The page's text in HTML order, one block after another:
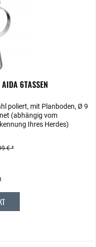
6TASSEN
poliert, mit Planboden, Ø 9
(abhängig vom
Ihres Herdes)
€ *